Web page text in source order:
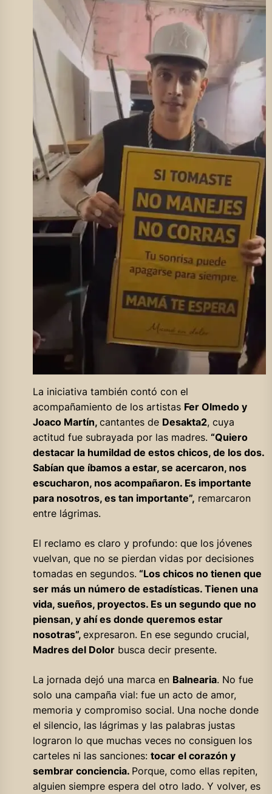
La iniciativa también contó con el
acompañamiento de los artistas Fer Olmedo y
Joaco Martín, cantantes de Desakta2, cuya
actitud fue subrayada por las madres. “Quiero
destacar la humildad de estos chicos, de los dos.
Sabían que íbamos a estar, se acercaron, nos
escucharon, nos acompañaron. Es importante
para nosotros, es tan importante”, remarcaron
entre lágrimas.
El reclamo es claro y profundo: que los jóvenes
vuelvan, que no se pierdan vidas por decisiones
tomadas en segundos. “Los chicos no tienen que
ser más un número de estadísticas. Tienen una
vida, sueños, proyectos. Es un segundo que no
piensan, y ahí es donde queremos estar
nosotras”, expresaron. En ese segundo crucial,
Madres del Dolorbusca decir presente.
La jornada dejó una marca en Balnearia. No fue
solo una campaña vial: fue un acto de amor,
memoria y compromiso social. Una noche donde
el silencio, las lágrimas y las palabras justas
lograron lo que muchas veces no consiguen los
carteles ni las sanciones: tocar el corazón y
sembrar conciencia. Porque, como ellas repiten,
alguien siempre espera del otro lado. Y volver, es